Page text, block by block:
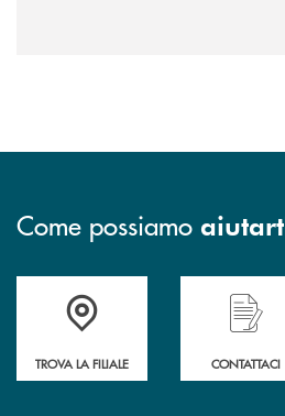
Come possiamo
Accedi all' elenco completo&nbsp;
TROVA LA FILIALE
Hai bisogno
CONTATTACI